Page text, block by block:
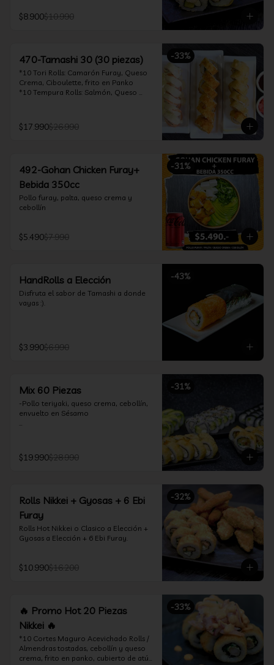
teriyaki 30ml
$8.900$10.990
-33%
470-Tamashi 30 (30 piezas)
*10 Tori Rolls: Camarón Furay, Queso
Crema, Ciboulette, frito en Panko
*10 Tempura Rolls: Salmón, Queso
furay, queso crema y cebollín, envuelto
en salmón y bañado en salsa
$17.990$26.990
-31%
492-Gohan Chicken Furay+
Bebida 350cc
Pollo furay, palta, queso crema y
cebollín
$5.490$7.990
-43%
HandRolls a Elección
Disfruta el sabor de Tamashi a donde
vayas :).
$3.990$6.990
-31%
Mix 60 Piezas
-Pollo teriyaki, queso crema, cebollín,
envuelto en Sésamo
-Camarón furay, queso crema,
frito en tempura.
-Kanikama, queso crema, envuelto en
nori (hosomaki)
$19.990$28.990
-32%
Rolls Nikkei + Gyosas + 6 Ebi
Furay
Rolls Hot Nikkei o Clasico a Elección +
Gyosas a Elección + 6 Ebi Furay.
$10.990$16.200
-33%
🔥 Promo Hot 20 Piezas
Nikkei 🔥
*10 Cortes Maguro Acevichado Rolls /
Almendras tostadas, cebollín y queso
crema, frito en panko, cubierto de atún